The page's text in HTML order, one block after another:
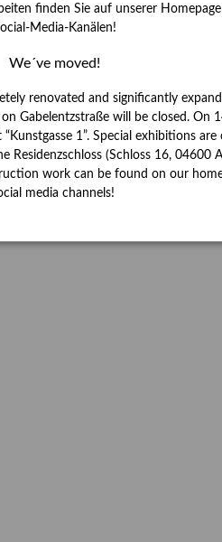
finden Sie auf unserer
Media-Kanälen!
We´ve moved!
renovated and significantly
Gabelentzstraße will be closed. On
1”. Special exhibitions
Residenzschloss (Schloss 16, 04600
work can be found on our
media channels!